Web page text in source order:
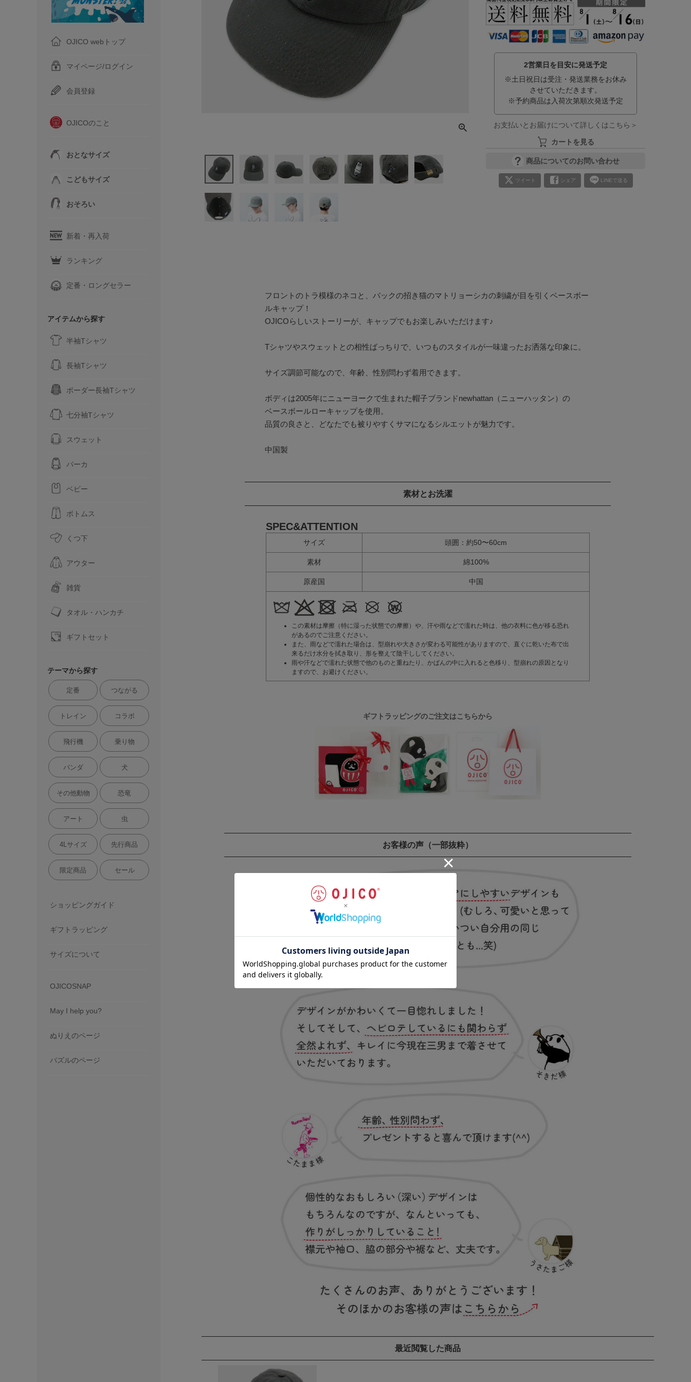
OJICO webトップ
マイページ/ログイン
会員登録
OJICOのこと
おとなサイズ
こどもサイズ
おそろい
新着・再入荷
ランキング
定番・ロングセラー
アイテムから探す
半袖Tシャツ
長袖Tシャツ
ボーダー長袖Tシャツ
七分袖Tシャツ
スウェット
パーカ
ベビー
ボトムス
くつ下
アウター
雑貨
タオル・ハンカチ
ギフトセット
テーマから探す
定番 つながる
トレイン コラボ
飛行機 乗り物
パンダ 犬
その他動物 恐竜
アート 虫
4Lサイズ 先行商品
限定商品 セール
ショッピングガイド
ギフトラッピング
サイズについて
OJICOSNAP
May I help you?
ぬりえのページ
パズルのページ
2営業日を目安に発送予定
※土日祝日は受注・発送業務をお休み
させていただきます。
※予約商品は入荷次第順次発送予定
お支払いとお届けについて詳しくはこちら＞
カートを見る
商品についてのお問い合わせ
ツイート シェア LINEで送る
フロントのトラ模様のネコと、バックの招き猫のマトリョーシカの刺繍が目を引くベースボー
ルキャップ！
OJICOらしいストーリーが、キャップでもお楽しみいただけます♪
Tシャツやスウェットとの相性ばっちりで、いつものスタイルが一味違ったお洒落な印象に。
サイズ調節可能なので、年齢、性別問わず着用できます。
ボディは2005年にニューヨークで生まれた帽子ブランドnewhattan（ニューハッタン）の
ベースボールローキャップを使用。
品質の良さと、どなたでも被りやすくサマになるシルエットが魅力です。
素材とお洗濯
SPEC&ATTENTION
サイズ 頭囲：約50〜60cm
素材 綿100%
原産国 中国
この素材は摩擦（特に湿った状態での摩擦）や、汗や雨などで濡れた時は、他の衣料に色が移る恐れ
があるのでご注意ください。
また、雨などで濡れた場合は、型崩れや大きさが変わる可能性がありますので、直ぐに乾いた布で出
来るだけ水分を拭き取り、形を整えて陰干ししてください。
雨や汗などで濡れた状態で他のものと重ねたり、かばんの中に入れると色移り、型崩れの原因となり
ますので、お避けください。
ギフトラッピングのご注文はこちらから
お客様の声 （一部抜粋）
最近閲覧した商品